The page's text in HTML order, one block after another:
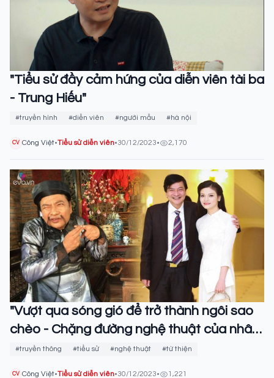
"Tiểu sử đầy cảm hứng của diễn viên tài ba
- Trung Hiếu"
#truyền hình #diễn viên #người mẫu #hà nội
CV Công Việt•Tiểu sử diễn viên•30/12/2023• 2,170
"Vượt qua sóng gió để trở thành ngôi sao
chèo - Chặng đường nghệ thuật của nhân
vật Quốc Anh"
#truyền thông #tiểu sử #nghệ thuật #từ thiện
CV Công Việt•Tiểu sử diễn viên•30/12/2023• 1,221